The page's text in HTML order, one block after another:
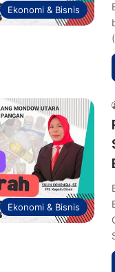
Ekonomi & Bisnis
Ekonomi & Bisnis